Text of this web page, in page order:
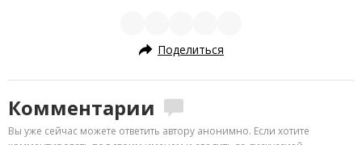
Поделиться
Комментарии
Вы уже сейчас можете ответить автору анонимно. Если хотите